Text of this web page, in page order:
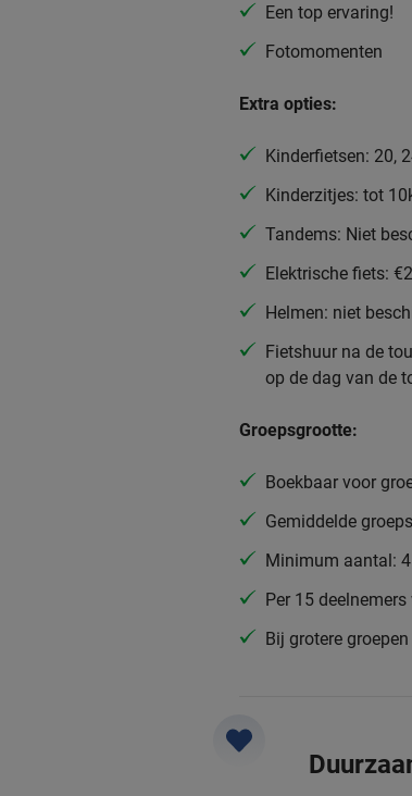
Een top ervaring!
Fotomomenten
Extra opties:
Kinderfietsen: 20,
Kinderzitjes: tot
Tandems: Niet
Elektrische fiets:
Helmen: niet
Fietshuur na de
op de dag van de
Groepsgrootte:
Boekbaar voor
Gemiddelde
Minimum aantal:
Per 15
Bij grotere